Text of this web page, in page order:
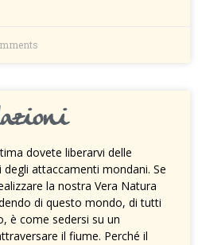
dovete liberarvi delle
attaccamenti mondani. Se
la nostra Vera Natura
di questo mondo, di tutti
è come sedersi su un
il fiume. Perché il